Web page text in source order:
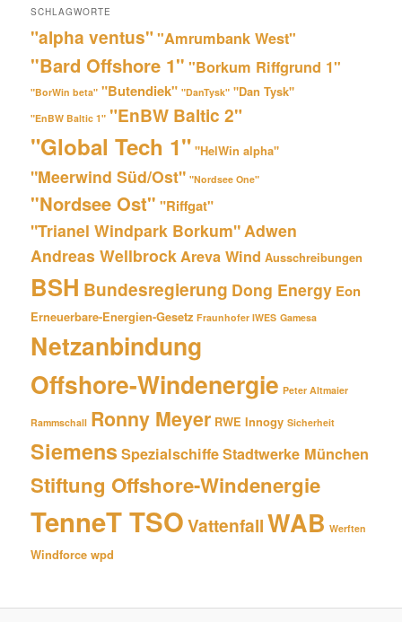
SCHLAGWORTE
"alpha ventus" "Amrumbank West"
"Bard Offshore 1" "Borkum Riffgrund 1"
"BorWin beta" "Butendiek" "DanTysk" "Dan Tysk"
"EnBW Baltic 1" "EnBW Baltic 2"
"Global Tech 1" "HelWin alpha"
"Meerwind Süd/Ost" "Nordsee One"
"Nordsee Ost" "Riffgat"
"Trianel Windpark Borkum"Adwen
Andreas WellbrockAreva Wind Ausschreibungen
BSH Bundesregierung Dong Energy Eon
Erneuerbare-Energien-Gesetz Fraunhofer IWES Gamesa
Netzanbindung
Offshore-Windenergie Peter Altmaier
Rammschall Ronny Meyer RWE Innogy Sicherheit
Siemens SpezialschiffeStadtwerke München
Stiftung Offshore-Windenergie
TenneT TSOVattenfallWAB Werften
Windforce wpd